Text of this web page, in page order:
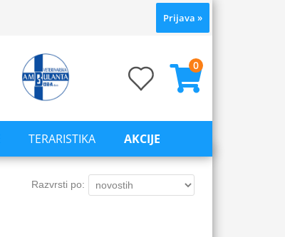
Prijava »
0
TERARISTIKA AKCIJE
Razvrsti po: